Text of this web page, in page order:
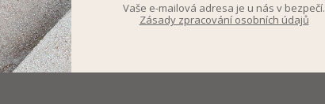
Vaše e-mailová adresa je u nás v bezpečí.
Zásady zpracování osobních údajů